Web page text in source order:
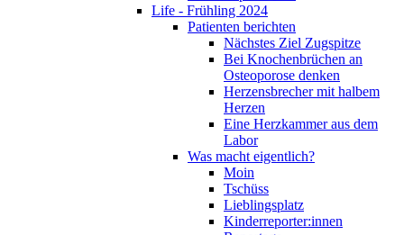
Life - Frühling 2024
Patienten berichten
Nächstes Ziel Zugspitze
Bei Knochenbrüchen an
Osteoporose denken
Herzensbrecher mit halbem
Herzen
Eine Herzkammer aus dem
Labor
Was macht eigentlich?
Moin
Tschüss
Lieblingsplatz
Kinderreporter:innen